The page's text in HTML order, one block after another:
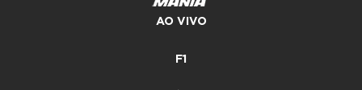
AO VIVO
F1